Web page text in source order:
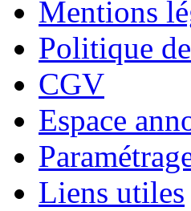
Mentions
Politique
CGV
Espace
Liens utiles